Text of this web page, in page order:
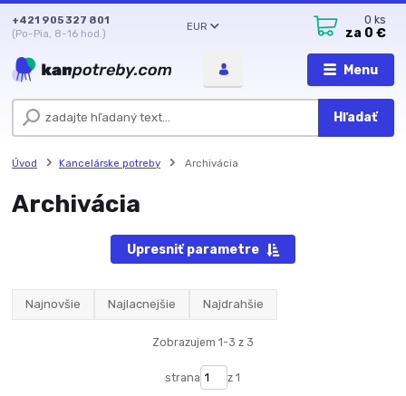
Menu
EUR
Hľadať
+421 905 327 801
(Po-Pia, 8-16 hod.)
0 ks
za 0 €
Úvod Kancelárske potreby Archivácia
Archivácia
Upresniť parametre
Najnovšie Najlacnejšie Najdrahšie
Zobrazujem 1-3 z 3
strana z 1